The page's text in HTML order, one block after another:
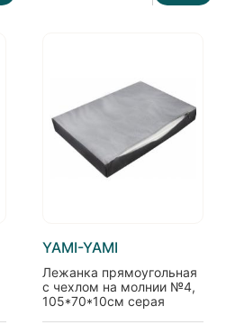
YAMI-YAMI
Лежанка прямоугольная
с чехлом на молнии №4,
105*70*10см серая